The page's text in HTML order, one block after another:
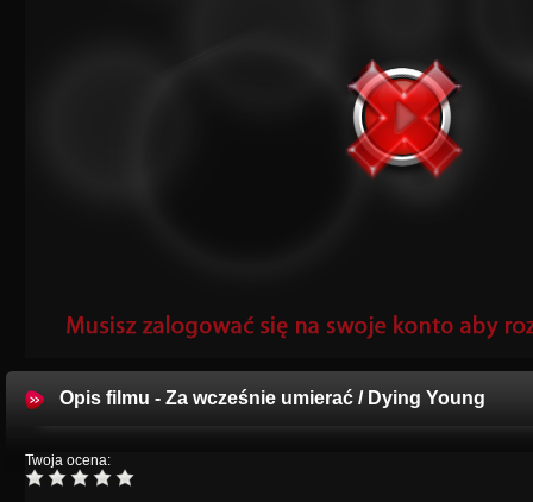
Opis filmu - Za wcześnie umierać / Dying Young
Twoja ocena: